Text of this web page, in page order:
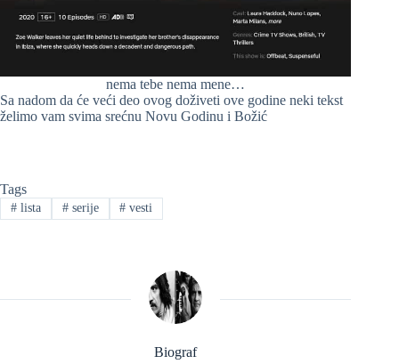
nema tebe nema mene…
Sa nadom da će veći deo ovog doživeti ove godine neki tekst
želimo vam svima srećnu Novu Godinu i Božić
Tags
#lista #serije # vesti
Biograf